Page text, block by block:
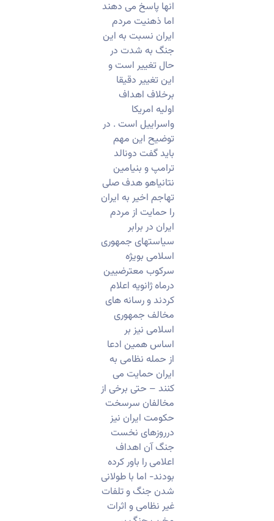
انها پاسخ می دهند
اما ذهنیت مردم
ایران نسبت به این
جنگ به شدت در
حال تغییر است و
این تغییر دقیقا
برخلاف اهداف
اولیه امریکا
واسراییل است . در
توضیح این مهم
باید گفت دونالد
ترامپ و بنیامین
نتانیاهو هدف صلی
تهاجم اخیر به ایران
را حمایت از مردم
ایران در برابر
سیاستهای جمهوری
اسلامی بویژه
سرکوب معترضیین
درماه ژانویه اعلام
کردند و رسانه های
مخالف جمهوری
اسلامی نیز بر
اساس همین ادعا
از حمله نظامی به
ایران حمایت می
کنند – حتی برخی از
مخالفان سرسخت
حکومت ایران نیز
درروزهای نخست
جنگ آن اهداف
اعلامی را باور کرده
بودند- اما با طولانی
شدن جنگ و تلفات
غیر نظامی و اثرات